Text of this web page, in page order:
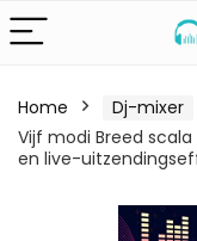
Home Dj-mixer
Vijf modi Breed
en live-